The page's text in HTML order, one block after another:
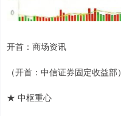
开首：商场资讯
（开首：中信证券固定收益部）
★ 中枢重心